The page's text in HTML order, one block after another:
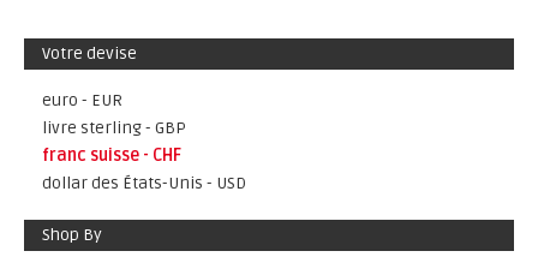
Votre devise
euro - EUR
livre sterling - GBP
franc suisse - CHF
dollar des États-Unis - USD
Shop By